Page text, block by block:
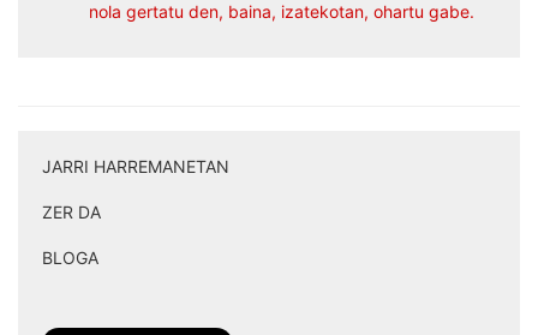
nola gertatu den, baina, izatekotan, ohartu gabe.
JARRI HARREMANETAN
ZER DA
BLOGA